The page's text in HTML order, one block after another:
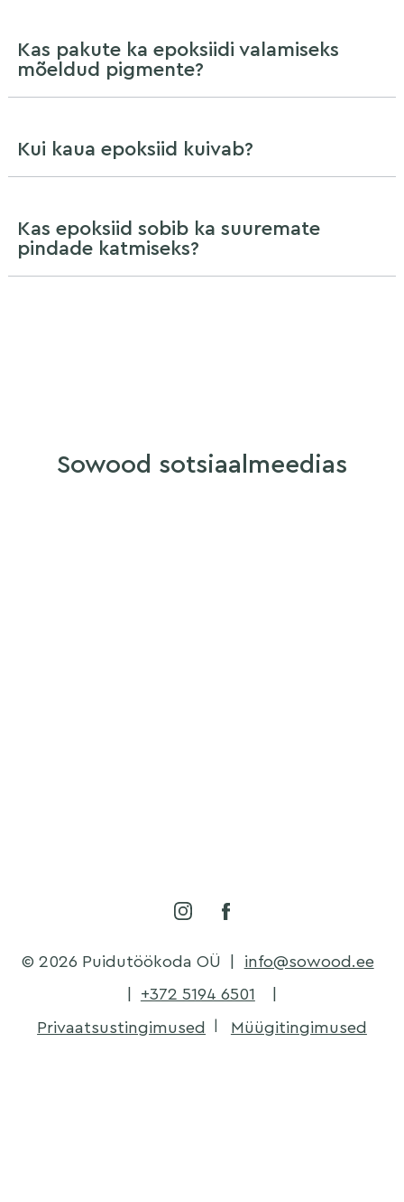
Kas pakute ka epoksiidi valamiseks
mõeldud pigmente?
Kui kaua epoksiid kuivab?
Kas epoksiid sobib ka suuremate
pindade katmiseks?
Sowood sotsiaalmeedias
© 2026 Puidutöökoda OÜ
info@sowood.ee
+372 5194 6501
Privaatsustingimused
Müügitingimused